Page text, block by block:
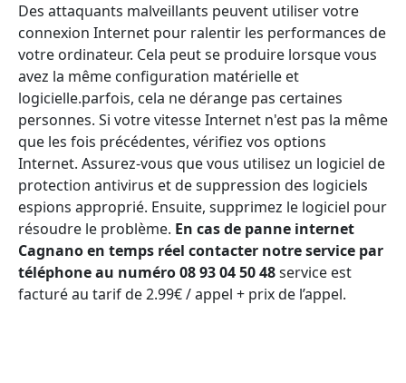
Des attaquants malveillants peuvent utiliser votre
connexion Internet pour ralentir les performances de
votre ordinateur. Cela peut se produire lorsque vous
avez la même configuration matérielle et
logicielle.parfois, cela ne dérange pas certaines
personnes. Si votre vitesse Internet n'est pas la même
que les fois précédentes, vérifiez vos options
Internet. Assurez-vous que vous utilisez un logiciel de
protection antivirus et de suppression des logiciels
espions approprié. Ensuite, supprimez le logiciel pour
résoudre le problème. En cas de panne internet
Cagnano en temps réel contacter notre service par
téléphone au numéro 08 93 04 50 48service est
facturé au tarif de 2.99€ / appel + prix de l’appel.